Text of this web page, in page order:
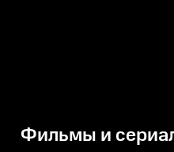
Фильмы и